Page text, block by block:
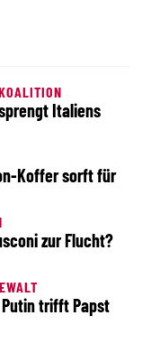
Italiens
Koffer sorft für
zur Flucht?
trifft Papst